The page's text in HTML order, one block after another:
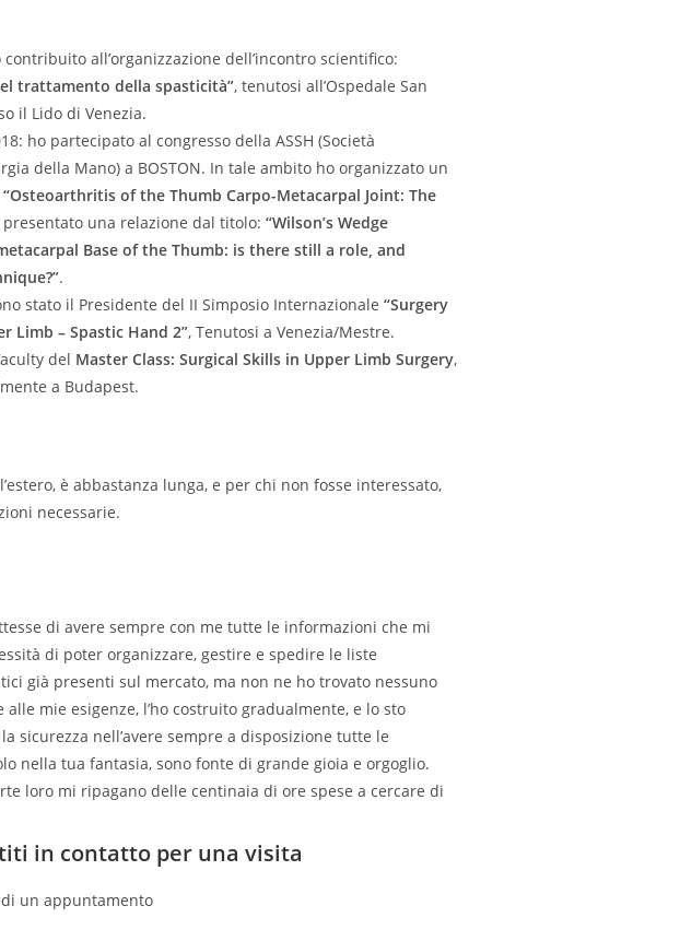
contribuito all’organizzazione dell’incontro scientifico:
trattamento della spasticità”, tenutosi all’Ospedale San
il Lido di Venezia.
ho partecipato al congresso della ASSH (Società
della Mano) a BOSTON. In tale ambito ho organizzato un
“Osteoarthritis of the Thumb Carpo-Metacarpal Joint: The
una relazione dal titolo: “Wilson’s Wedge
Base of the Thumb: is there still a role, and
.
stato il Presidente del II Simposio Internazionale “Surgery
Limb – Spastic Hand 2”, Tenutosi a Venezia/Mestre.
del Master Class: Surgical Skills in Upper Limb Surgery,
a Budapest.
è abbastanza lunga, e per chi non fosse interessato,
necessarie.
di avere sempre con me tutte le informazioni che mi
di poter organizzare, gestire e spedire le liste
già presenti sul mercato, ma non ne ho trovato nessuno
mie esigenze, l’ho costruito gradualmente, e lo sto
sicurezza nell’avere sempre a disposizione tutte le
nella tua fantasia, sono fonte di grande gioia e orgoglio.
loro mi ripagano delle centinaia di ore spese a cercare di
in contatto per una visita
un appuntamento